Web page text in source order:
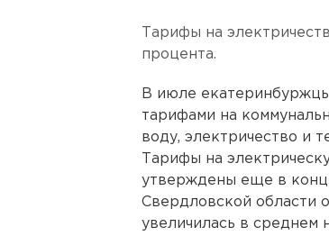
Тарифы на
процента.
В июле
тарифами на
воду, электричество и
Тарифы на
утверждены еще в
Свердловской области
увеличилась в среднем